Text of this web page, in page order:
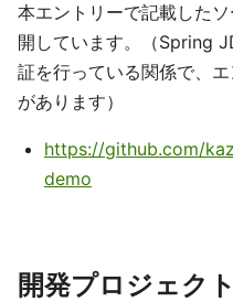
本エントリーで記載した
開しています。（Spring
証を行っている関係で、
があります）
https://github.com/
demo
開発プロジェク